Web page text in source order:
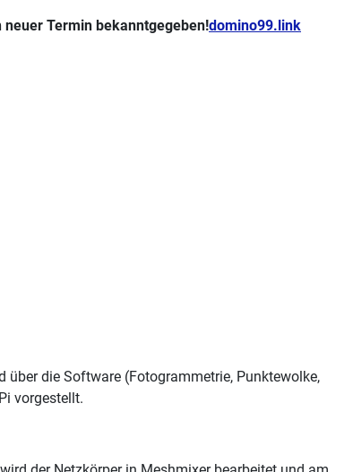
Termin bekanntgegeben!domino99.link
über die Software (Fotogrammetrie, Punktewolke,
vorgestellt.